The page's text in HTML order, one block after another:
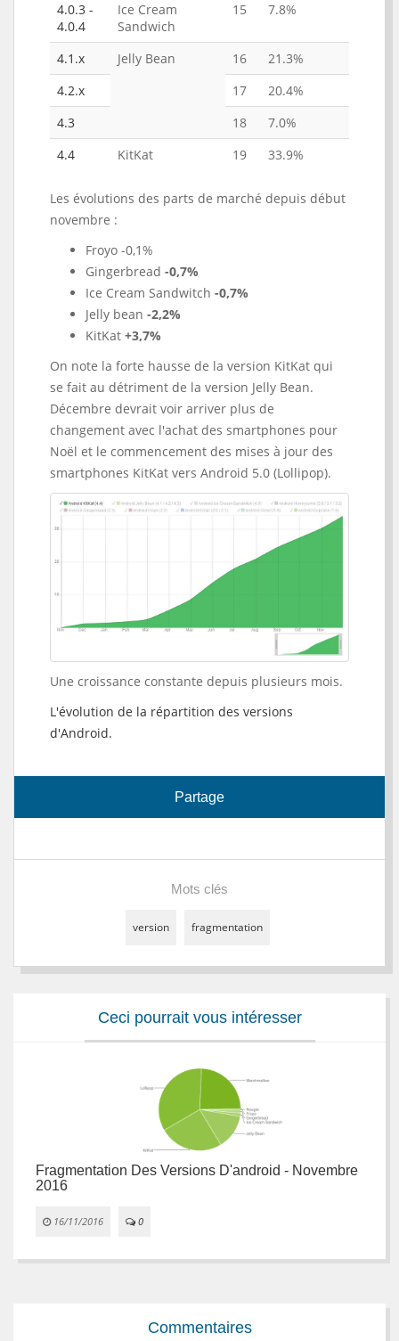
4.0.3 -
4.0.4
Ice Cream
Sandwich
15 7.8%
4.1.x Jelly Bean 16
21.3%
4.2.x
17
20.4%
4.3
18
7.0%
4.4
KitKat 19 33.9%
Les évolutions des parts de marché depuis début
novembre :
Froyo -0,1%
Gingerbread -0,7%
Ice Cream Sandwitch -0,7%
Jelly bean -2,2%
KitKat +3,7%
On note la forte hausse de la version KitKat qui
se fait au détriment de la version Jelly Bean.
Décembre devrait voir arriver plus de
changement avec l'achat des smartphones pour
Noël et le commencement des mises à jour des
smartphones KitKat vers Android 5.0 (Lollipop).
Une croissance constante depuis plusieurs mois.
L'évolution de la répartition des versions
d'Android.
Partage
Mots clés
version fragmentation
Ceci pourrait vous intéresser
Fragmentation Des Versions D'android - Novembre
2016
16/11/2016 0
Commentaires